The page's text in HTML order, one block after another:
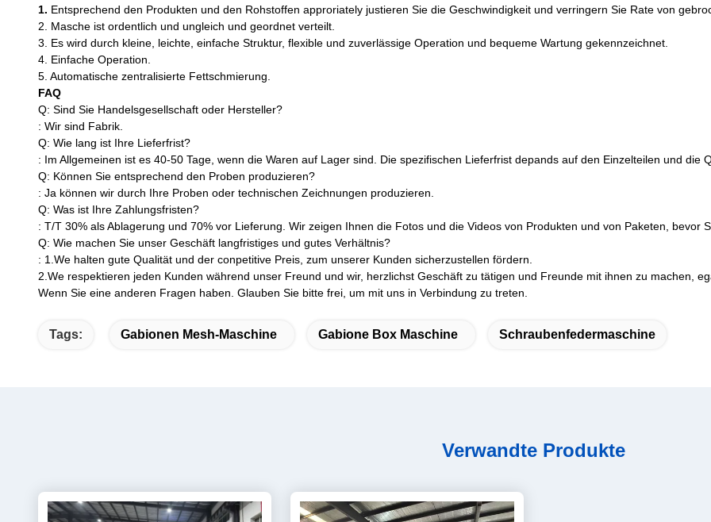
1. Entsprechend den Produkten und den Rohstoffen approriately justieren Sie die Geschwindigkeit und verringern Sie Rate von
2. Masche ist ordentlich und ungleich und geordnet verteilt.
3. Es wird durch kleine, leichte, einfache Struktur, flexible und zuverlässige Operation und bequeme Wartung gekennzeichnet.
4. Einfache Operation.
5. Automatische zentralisierte Fettschmierung.
FAQ
Q: Sind Sie Handelsgesellschaft oder Hersteller?
: Wir sind Fabrik.
Q: Wie lang ist Ihre Lieferfrist?
: Im Allgemeinen ist es 40-50 Tage, wenn die Waren auf Lager sind. Die spezifischen Lieferfrist depands auf den Einzelteilen und die
Q: Können Sie entsprechend den Proben produzieren?
: Ja können wir durch Ihre Proben oder technischen Zeichnungen produzieren.
Q: Was ist Ihre Zahlungsfristen?
: T/T 30% als Ablagerung und 70% vor Lieferung. Wir zeigen Ihnen die Fotos und die Videos von Produkten und von Paketen, bevor
Q: Wie machen Sie unser Geschäft langfristiges und gutes Verhältnis?
: 1.We halten gute Qualität und der conpetitive Preis, zum unserer Kunden sicherzustellen fördern.
2.We respektieren jeden Kunden während unser Freund und wir, herzlichst Geschäft zu tätigen und Freunde mit ihnen zu machen,
Wenn Sie eine anderen Fragen haben. Glauben Sie bitte frei, um mit uns in Verbindung zu treten.
Tags: Gabionen Mesh-Maschine Gabione Box Maschine Schraubenfedermaschine
Verwandte Produkte